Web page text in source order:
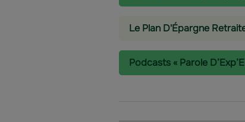
Le Plan D'Épargne
Podcasts « Parole